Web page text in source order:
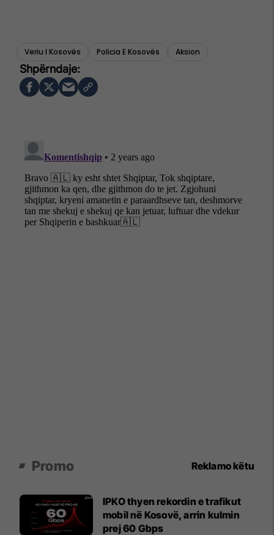
Veriu I Kosovës Policia E Kosovës Aksion
Promo Reklamo këtu
IPKO thyen rekordin e trafikut
mobil në Kosovë, arrin kulmin
prej 60 Gbps